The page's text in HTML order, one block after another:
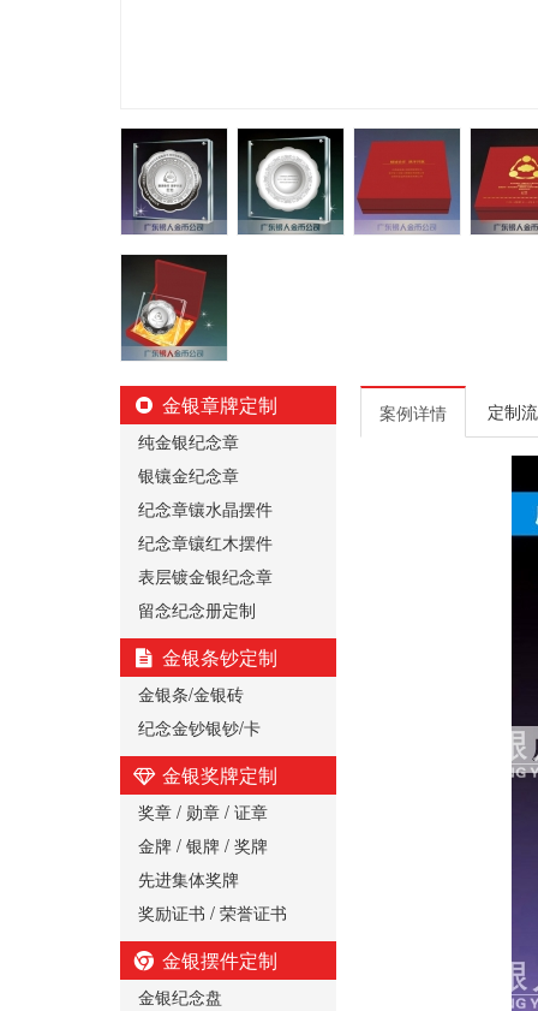
金银章牌定制
纯金银纪念章
银镶金纪念章
纪念章镶水晶摆件
纪念章镶红木摆件
表层镀金银纪念章
留念纪念册定制
金银条钞定制
金银条/金银砖
纪念金钞银钞/卡
金银奖牌定制
奖章 / 勋章 / 证章
金牌 / 银牌 / 奖牌
先进集体奖牌
奖励证书 / 荣誉证书
金银摆件定制
金银纪念盘
案例详情 定制